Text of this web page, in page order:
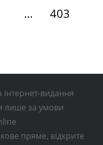
… 403
інтернет-видання
лише за умови
пряме, відкрите